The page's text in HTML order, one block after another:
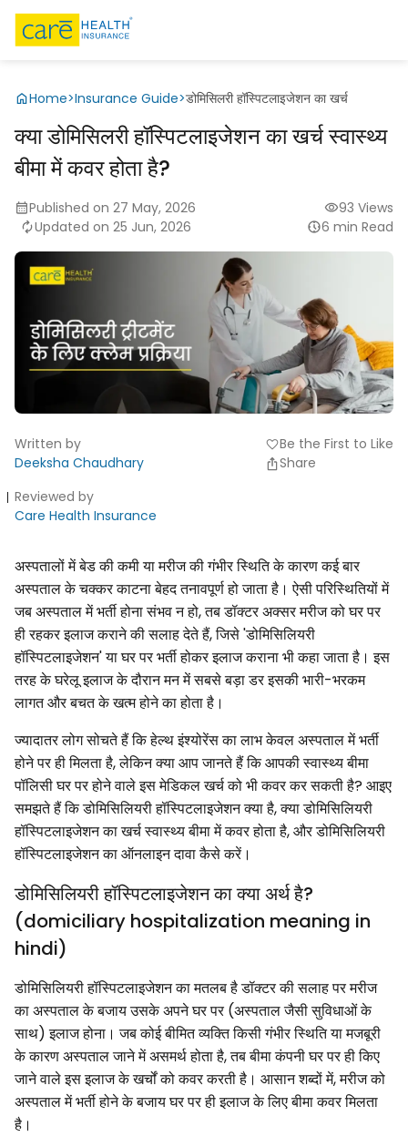
Home>Insurance Guide>डोमिसिलरी हॉस्पिटलाइजेशन का खर्च
क्या डोमिसिलरी हॉस्पिटलाइजेशन का खर्च स्वास्थ्य
बीमा में कवर होता है?
Published on 27 May, 2026
Updated on 25 Jun, 2026
93 Views
6 min Read
Written by
Deeksha Chaudhary
Reviewed by
Care Health Insurance
favoriteBe the First to Like
Share
अस्पतालों में बेड की कमी या मरीज की गंभीर स्थिति के कारण कई बार
अस्पताल के चक्कर काटना बेहद तनावपूर्ण हो जाता है। ऐसी परिस्थितियों में
जब अस्पताल में भर्ती होना संभव न हो, तब डॉक्टर अक्सर मरीज को घर पर
ही रहकर इलाज कराने की सलाह देते हैं, जिसे 'डोमिसिलियरी
हॉस्पिटलाइजेशन' या घर पर भर्ती होकर इलाज कराना भी कहा जाता है। इस
तरह के घरेलू इलाज के दौरान मन में सबसे बड़ा डर इसकी भारी-भरकम
लागत और बचत के खत्म होने का होता है।
ज्यादातर लोग सोचते हैं कि हेल्थ इंश्योरेंस का लाभ केवल अस्पताल में भर्ती
होने पर ही मिलता है, लेकिन क्या आप जानते हैं कि आपकी स्वास्थ्य बीमा
पॉलिसी घर पर होने वाले इस मेडिकल खर्च को भी कवर कर सकती है? आइए
समझते हैं कि डोमिसिलियरी हॉस्पिटलाइजेशन क्या है, क्या डोमिसिलियरी
हॉस्पिटलाइजेशन का खर्च स्वास्थ्य बीमा में कवर होता है, और डोमिसिलियरी
हॉस्पिटलाइजेशन का ऑनलाइन दावा कैसे करें।
डोमिसिलियरी हॉस्पिटलाइजेशन का क्या अर्थ है?
(domiciliary hospitalization meaning in
hindi)
डोमिसिलियरी हॉस्पिटलाइजेशन का मतलब है डॉक्टर की सलाह पर मरीज
का अस्पताल के बजाय उसके अपने घर पर (अस्पताल जैसी सुविधाओं के
साथ) इलाज होना। जब कोई बीमित व्यक्ति किसी गंभीर स्थिति या मजबूरी
के कारण अस्पताल जाने में असमर्थ होता है, तब बीमा कंपनी घर पर ही किए
जाने वाले इस इलाज के खर्चों को कवर करती है। आसान शब्दों में, मरीज को
अस्पताल में भर्ती होने के बजाय घर पर ही इलाज के लिए बीमा कवर मिलता
है।